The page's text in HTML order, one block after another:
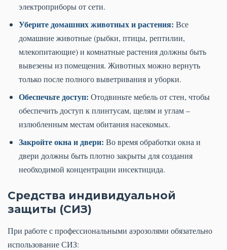
электроприборы от сети.
Уберите домашних животных и растения: Все
домашние животные (рыбки, птицы, рептилии,
млекопитающие) и комнатные растения должны быть
вывезены из помещения. Животных можно вернуть
только после полного выветривания и уборки.
Обеспечьте доступ: Отодвиньте мебель от стен, чтобы
обеспечить доступ к плинтусам, щелям и углам –
излюбленным местам обитания насекомых.
Закройте окна и двери: Во время обработки окна и
двери должны быть плотно закрыты для создания
необходимой концентрации инсектицида.
Средства индивидуальной
защиты (СИЗ)
При работе с профессиональными аэрозолями обязательно
использование СИЗ: